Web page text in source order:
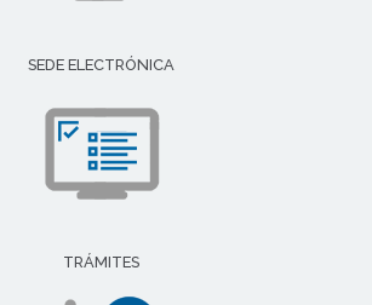
SEDE ELECTRÓNICA
TRÁMITES